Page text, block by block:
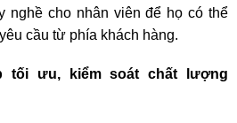
nghề cho nhân viên để họ có thể
cầu từ phía khách hàng.
tối ưu, kiểm soát chất lượng